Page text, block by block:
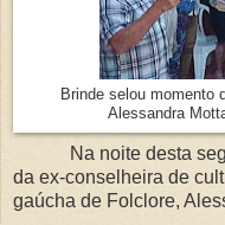
Brinde selou momento
Alessandra
Na noite desta
da ex-conselheira de
gaúcha de Folclore,